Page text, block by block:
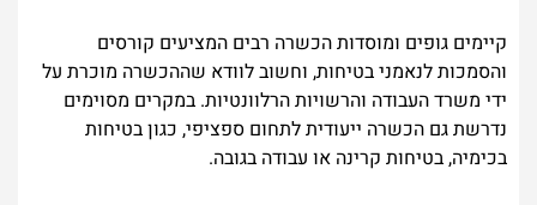
קיימים גופים ומוסדות הכשרה רבים המציעים קורסים
והסמכות לנאמני בטיחות, וחשוב לוודא שההכשרה מוכרת על
ידי משרד העבודה והרשויות הרלוונטיות. במקרים מסוימים
נדרשת גם הכשרה ייעודית לתחום ספציפי, כגון בטיחות
בכימיה, בטיחות קרינה או עבודה בגובה.